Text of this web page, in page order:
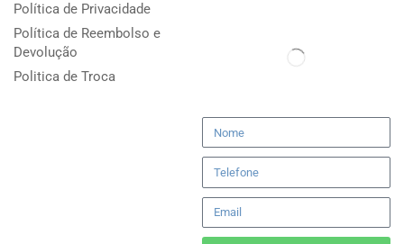
Política de Privacidade
Política de Reembolso e
Devolução
Politica de Troca